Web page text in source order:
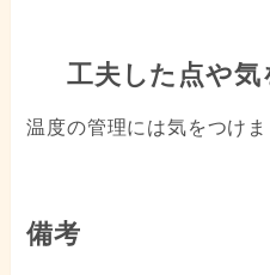
工夫した点や
温度の管理には気をつけま
備考